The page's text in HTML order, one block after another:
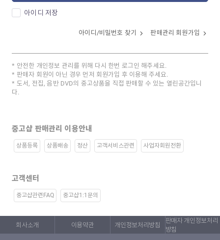
아이디 저장
아이디/비밀번호 찾기 판매관리 회원가입
안전한 개인정보 관리를 위해 다시 한번 로그인 해주세요.
판매자 회원이 아닌 경우 먼저 회원가입 후 이용해 주세요.
도서, 전집, 음반 DVD의 중고상품을 직접 판매할 수 있는 열린공간입니
다.
중고샵 판매관리 이용안내
상품등록 상품배송 정산 고객서비스관련 사업자회원전환
고객센터
중고샵관련FAQ 중고샵1:1문의
회사소개 이용약관 개인정보처리방침
판매자 개인정보처리
방침